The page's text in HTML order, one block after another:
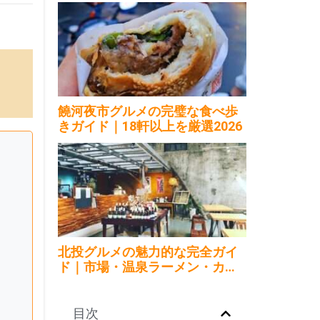
饒河夜市グルメの完璧な食べ歩
きガイド｜18軒以上を厳選2026
北投グルメの魅力的な完全ガイ
ド｜市場・温泉ラーメン・カフ
目次